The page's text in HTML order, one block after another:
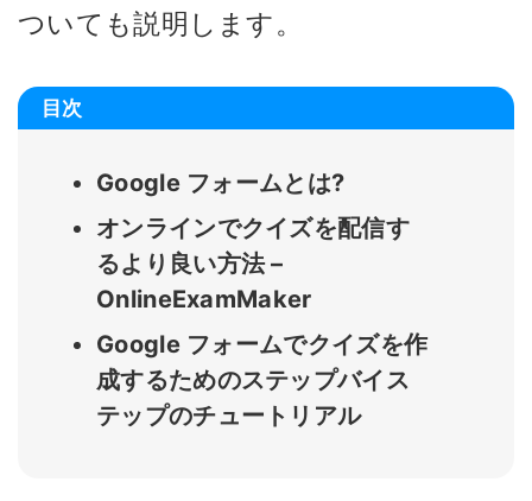
ついても説明します。
目次
Google フォームとは?
オンラインでクイズを配信す
るより良い方法 –
OnlineExamMaker
Google フォームでクイズを作
成するためのステップバイス
テップのチュートリアル